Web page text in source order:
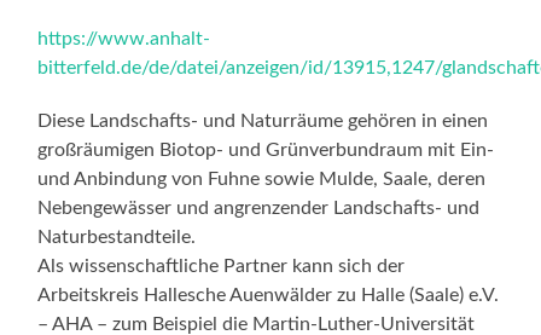
https://www.anhalt-
bitterfeld.de/de/datei/anzeigen/id/13915,1247/
Diese Landschafts- und Naturräume gehören in einen
großräumigen Biotop- und Grünverbundraum mit Ein-
und Anbindung von Fuhne sowie Mulde, Saale, deren
Nebengewässer und angrenzender Landschafts- und
Naturbestandteile.
Als wissenschaftliche Partner kann sich der
Arbeitskreis Hallesche Auenwälder zu Halle (Saale) e.V.
– AHA – zum Beispiel die Martin-Luther-Universität